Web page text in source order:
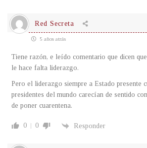
Red Secreta
5 años atrás
Tiene razón, e leído comentario que dicen
le hace falta liderazgo.
Pero el liderazgo siempre a Estado presente
presidentes del mundo carecían de sentido
de poner cuarentena.
0 0 Responder